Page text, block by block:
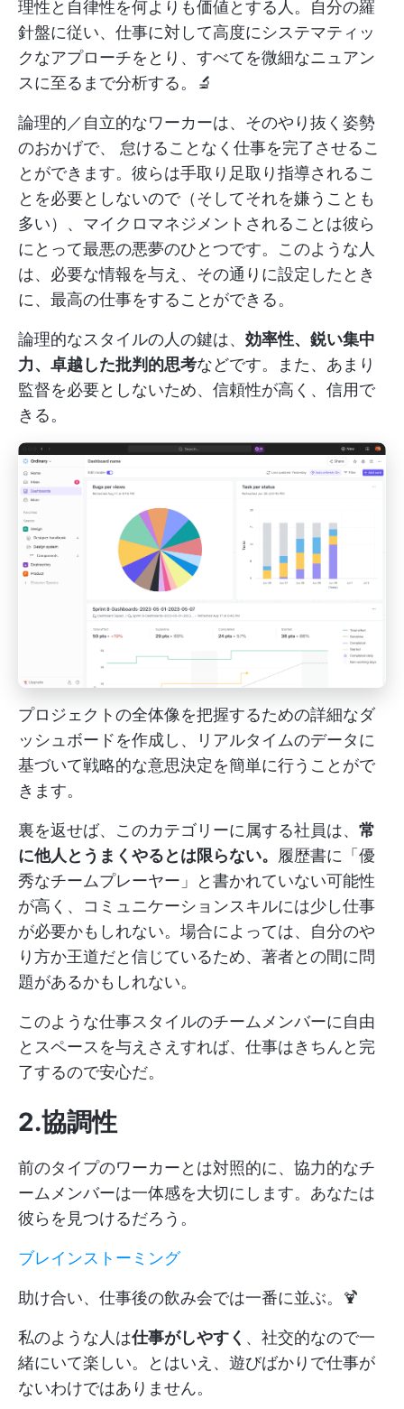
理性と自律性を何よりも価値とする人。自分の羅
針盤に従い、仕事に対して高度にシステマティッ
クなアプローチをとり、すべてを微細なニュアン
スに至るまで分析する。🔬
論理的／自立的なワーカーは、そのやり抜く姿勢
のおかげで、 怠けることなく仕事を完了させるこ
とができます。彼らは手取り足取り指導されるこ
とを必要としないので（そしてそれを嫌うことも
多い）、マイクロマネジメントされることは彼ら
にとって最悪の悪夢のひとつです。このような人
は、必要な情報を与え、その通りに設定したとき
に、最高の仕事をすることができる。
論理的なスタイルの人の鍵は、 効率性、鋭い集中
力、卓越した批判的思考などです。また、あまり
監督を必要としないため、信頼性が高く、信用で
きる。
プロジェクトの全体像を把握するための詳細なダ
ッシュボードを作成し、リアルタイムのデータに
基づいて戦略的な意思決定を簡単に行うことがで
きます。
裏を返せば、このカテゴリーに属する社員は、 常
に他人とうまくやるとは限らない。 履歴書に「優
秀なチームプレーヤー」と書かれていない可能性
が高く、コミュニケーションスキルには少し仕事
が必要かもしれない。場合によっては、自分のや
り方か王道だと信じているため、著者との間に問
題があるかもしれない。
このような仕事スタイルのチームメンバーに自由
とスペースを与えさえすれば、仕事はきちんと完
了するので安心だ。
2.協調性
前のタイプのワーカーとは対照的に、協力的なチ
ームメンバーは一体感を大切にします。あなたは
彼らを見つけるだろう。
ブレインストーミング
助け合い、仕事後の飲み会では一番に並ぶ。🍹
私のような人は仕事がしやすく 、社交的なので一
緒にいて楽しい。とはいえ、遊びばかりで仕事が
ないわけではありません。